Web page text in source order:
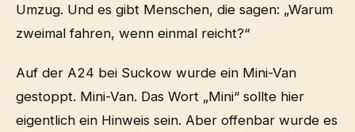
Umzug. Und es gibt Menschen, die sagen: „Warum
zweimal fahren, wenn einmal reicht?“
Auf der A24 bei Suckow wurde ein Mini-Van
gestoppt. Mini-Van. Das Wort „Mini“ sollte hier
eigentlich ein Hinweis sein. Aber offenbar wurde es